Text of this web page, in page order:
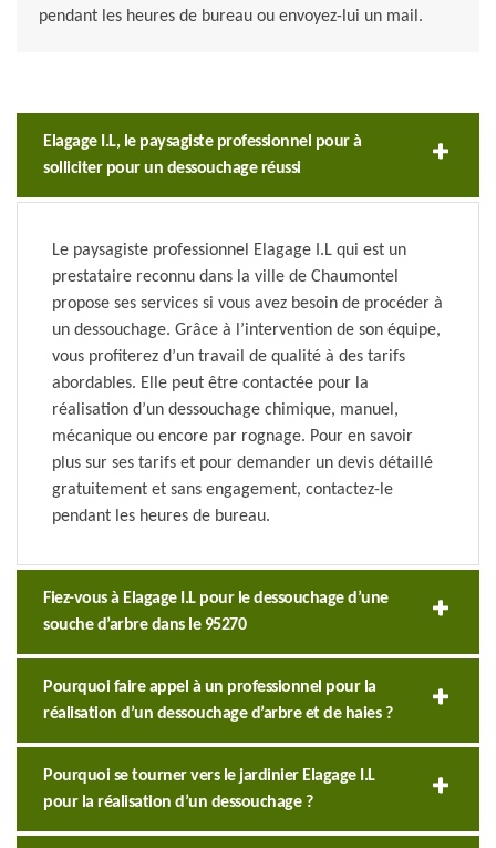
pendant les heures de bureau ou envoyez-lui un mail.
Elagage I.L, le paysagiste professionnel pour à
solliciter pour un dessouchage réussi
Le paysagiste professionnel Elagage I.L qui est un
prestataire reconnu dans la ville de Chaumontel
propose ses services si vous avez besoin de procéder à
un dessouchage. Grâce à l’intervention de son équipe,
vous profiterez d’un travail de qualité à des tarifs
abordables. Elle peut être contactée pour la
réalisation d’un dessouchage chimique, manuel,
mécanique ou encore par rognage. Pour en savoir
plus sur ses tarifs et pour demander un devis détaillé
gratuitement et sans engagement, contactez-le
pendant les heures de bureau.
Fiez-vous à Elagage I.L pour le dessouchage d’une
souche d’arbre dans le 95270
Pourquoi faire appel à un professionnel pour la
réalisation d’un dessouchage d’arbre et de haies ?
Pourquoi se tourner vers le jardinier Elagage I.L
pour la réalisation d’un dessouchage ?